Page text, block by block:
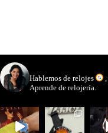
Hablemos de relojes
Aprende de relojería.